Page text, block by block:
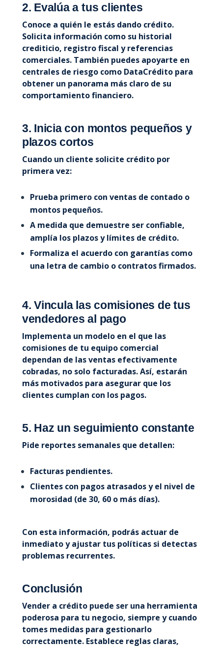
2. Evalúa a tus clientes
Conoce a quién le estás dando crédito.
Solicita información como su historial
crediticio, registro fiscal y referencias
comerciales. También puedes apoyarte en
centrales de riesgo como DataCrédito para
obtener un panorama más claro de su
comportamiento financiero.
3. Inicia con montos pequeños y
plazos cortos
Cuando un cliente solicite crédito por
primera vez:
Prueba primero con ventas de contado o
montos pequeños.
A medida que demuestre ser confiable,
amplía los plazos y límites de crédito.
Formaliza el acuerdo con garantías como
una letra de cambio o contratos firmados.
4. Vincula las comisiones de tus
vendedores al pago
Implementa un modelo en el que las
comisiones de tu equipo comercial
dependan de las ventas efectivamente
cobradas, no solo facturadas. Así, estarán
más motivados para asegurar que los
clientes cumplan con los pagos.
5. Haz un seguimiento constante
Pide reportes semanales que detallen:
Facturas pendientes.
Clientes con pagos atrasados y el nivel de
morosidad (de 30, 60 o más días).
Con esta información, podrás actuar de
inmediato y ajustar tus políticas si detectas
problemas recurrentes.
Conclusión
Vender a crédito puede ser una herramienta
poderosa para tu negocio, siempre y cuando
tomes medidas para gestionarlo
correctamente. Establece reglas claras,